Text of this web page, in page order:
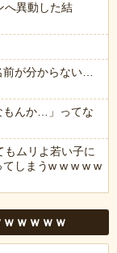
へ異動した結
前が分からない…
もんか…」ってな
もムリよ若い子に
しまうw w w w w
ｗｗｗｗ